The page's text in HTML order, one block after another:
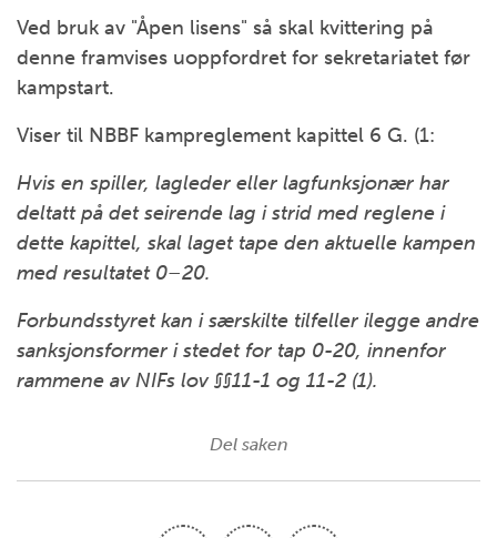
Ved bruk av "Åpen lisens" så skal kvittering på
denne framvises uoppfordret for sekretariatet før
kampstart.
Viser til NBBF kampreglement kapittel 6 G. (1:
Hvis en spiller, lagleder eller lagfunksjonær har
deltatt på det seirende lag i strid med reglene i
dette kapittel, skal laget tape den aktuelle kampen
med resultatet 0–20.
Forbundsstyret kan i særskilte tilfeller ilegge andre
sanksjonsformer i stedet for tap 0-20, innenfor
rammene av NIFs lov §§11-1 og 11-2 (1).
Del saken